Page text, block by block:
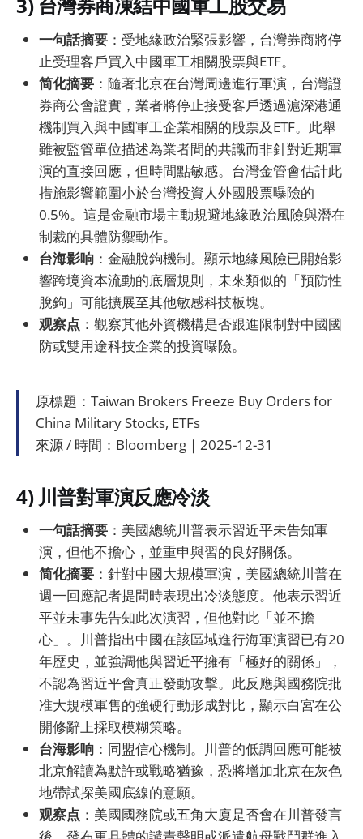
3) 台灣券商凍結中國軍工股交易
一句話摘要 ：受地緣政治緊張影響，台灣券商將停
止受理客戶買入中國軍工相關股票與ETF。
简化摘要 ：隨著北京在台灣周邊進行軍演，台灣證
券商公會證實，業者將停止接受客戶透過滬深港通
機制買入與中國軍工企業相關的股票及ETF。此舉
雖被監管單位描述為業者間的共識而非針對近期軍
演的直接回應，但時間點敏感。台灣金管會估計此
措施影響範圍小於台灣投資人外國股票曝險的
0.5%。這是金融市場主動規避地緣政治風險與潛在
制裁的具體防禦動作。
台海影响 ：金融脫鉤機制。顯示地緣風險已開始影
響跨境資本流動的底層規則，未來類似的「預防性
脫鉤」可能擴展至其他敏感科技板塊。
观察点 ：觀察其他外資機構是否跟進限制對中國國
防或雙用途科技企業的投資曝險。
原標題：Taiwan Brokers Freeze Buy Orders for
China Military Stocks, ETFs
來源 / 時間：Bloomberg｜2025-12-31
4) 川普對軍演反應冷淡
一句話摘要 ：美國總統川普表示習近平未告知軍
演，但他不擔心，並重申與習的良好關係。
简化摘要 ：針對中國大規模軍演，美國總統川普在
週一回應記者提問時表現出冷淡態度。他表示習近
平並未事先告知此次演習，但他對此「並不擔
心」。川普指出中國在該區域進行海軍演習已有20
年歷史，並強調他與習近平擁有「極好的關係」，
不認為習近平會真正發動攻擊。此反應與國務院批
准大規模軍售的強硬行動形成對比，顯示白宮在公
開修辭上採取模糊策略。
台海影响 ：同盟信心機制。川普的低調回應可能被
北京解讀為默許或戰略猶豫，恐將增加北京在灰色
地帶試探美國底線的意願。
观察点 ：美國國務院或五角大廈是否會在川普發言